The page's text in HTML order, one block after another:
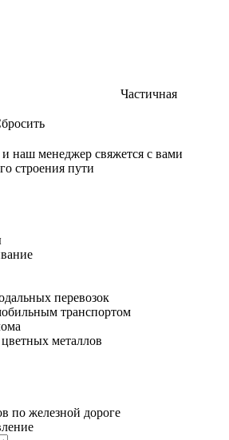
Частичная
наш менеджер свяжется с вами
строения пути
перевозок
транспортом
металлов
по железной дороге